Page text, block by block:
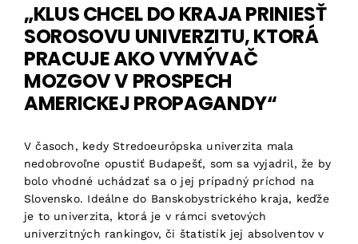
„KLUS CHCEL DO KRAJA PRINIESŤ
SOROSOVU UNIVERZITU, KTORÁ
PRACUJE AKO VYMÝVAČ
MOZGOV V PROSPECH
AMERICKEJ PROPAGANDY“
V časoch, kedy Stredoeurópska univerzita mala
nedobrovoľne opustiť Budapešť, som sa vyjadril, že by
bolo vhodné uchádzať sa o jej prípadný príchod na
Slovensko. Ideálne do Banskobystrického kraja, keďže
je to univerzita, ktorá je v rámci svetových
univerzitných rankingov, či štatistík jej absolventov v